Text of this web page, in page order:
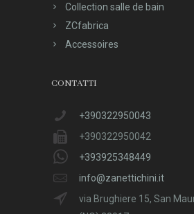
Collection salle de bain
ZCfabrica
Accessoires
CONTATTI
+390322950043
+390322950042
+393925348449
info@zanettichini.it
via Brughiere 15, San